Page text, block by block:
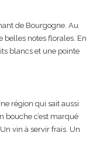
de Bourgogne. Au
belles notes florales. En
blancs et une pointe
région qui sait aussi
bouche c’est marqué
vin à servir frais. Un